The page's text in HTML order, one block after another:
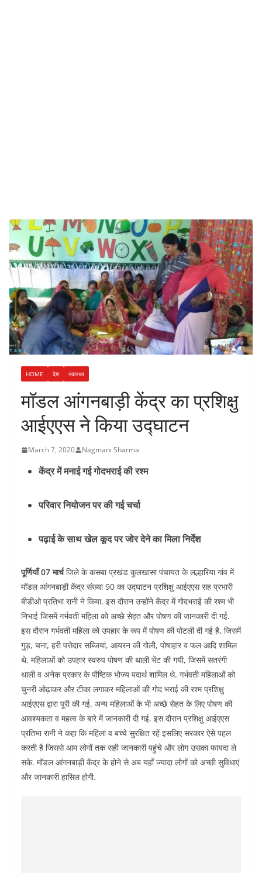
HOME देश स्वास्थ्य
मॉडल आंगनबाड़ी केंद्र का प्रशिक्षु
आईएएस ने किया उद्घाटन
March 7, 2020 Nagmani Sharma
केंद्र में मनाई गई गोदभराई की रश्म
परिवार नियोजन पर की गई चर्चा
पढ़ाई के साथ खेल कूद पर जोर देने का मिला निर्देश
पूर्णियाँ 07 मार्चजिले के कसबा प्रखंड कुलखासा पंचायत के लल्हारिया गांव में
मॉडल आंगनबाड़ी केंद्र संख्या 90 का उद्घाटन प्रशिक्षु आईएएस सह प्रभारी
बीडीओ प्रतिभा रानी ने किया. इस दौरान उन्होंने केंद्र में गोदभराई की रश्म भी
निभाई जिसमें गर्भवती महिला को अच्छे सेहत और पोषण की जानकारी दी गई.
इस दौरान गर्भवती महिला को उपहार के रूप में पोषण की पोटली दी गई है, जिसमें
गुड़, चना, हरी पत्तेदार सब्जियां, आयरन की गोली, पोषाहार व फल आदि शामिल
थे. महिलाओं को उपहार स्वरुप पोषण की थाली भेंट की गयी, जिसमें सतरंगी
थाली व अनेक प्रकार के पौष्टिक भोज्य पदार्थ शामिल थे. गर्भवती महिलाओं को
चुनरी ओढ़ाकर और टीका लगाकर महिलाओं की गोद भराई की रश्म प्रशिक्षु
आईएएस द्वारा पूरी की गई. अन्य महिलाओं के भी अच्छे सेहत के लिए पोषण की
आवश्यकता व महत्व के बारे में जानकारी दी गई. इस दौरान प्रशिक्षु आईएएस
प्रतिभा रानी ने कहा कि महिला व बच्चे सुरक्षित रहें इसलिए सरकार ऐसे पहल
करती है जिससे आम लोगों तक सही जानकारी पहुंचे और लोग उसका फायदा ले
सके. मॉडल आंगनबाड़ी केंद्र के होने से अब यहाँ ज्यादा लोगों को अच्छी सुविधाएं
और जानकारी हासिल होगी.